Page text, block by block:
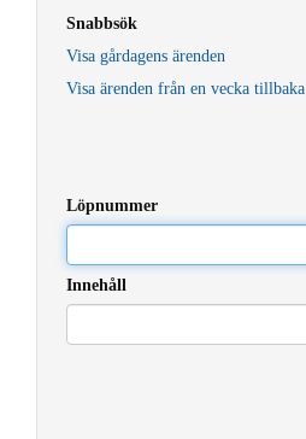
Snabbsök
Visa gårdagens ärenden
Visa ärenden från en vecka tillbaka
Löpnummer
Innehåll